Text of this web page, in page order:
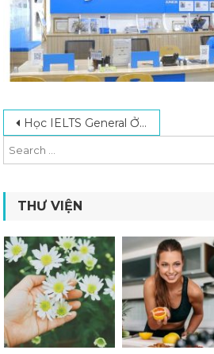
Post navigation
Học IELTS General Ở đâu? Khám Phá Top 7 Trung Tâm Dạy IELTS Tốt Nhất
THƯ VIỆN